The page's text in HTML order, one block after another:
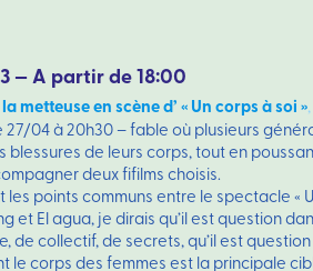
— A partir de 18:00
metteuse en scène d’ « Un corps à soi »,
04 à 20h30 – fable où plusieurs
de leurs corps, tout en
deux fifilms choisis.
les points communs entre le spectacle «
et El agua, je dirais qu’il est question
de collectif, de secrets, qu’il est question
le corps des femmes est la principale